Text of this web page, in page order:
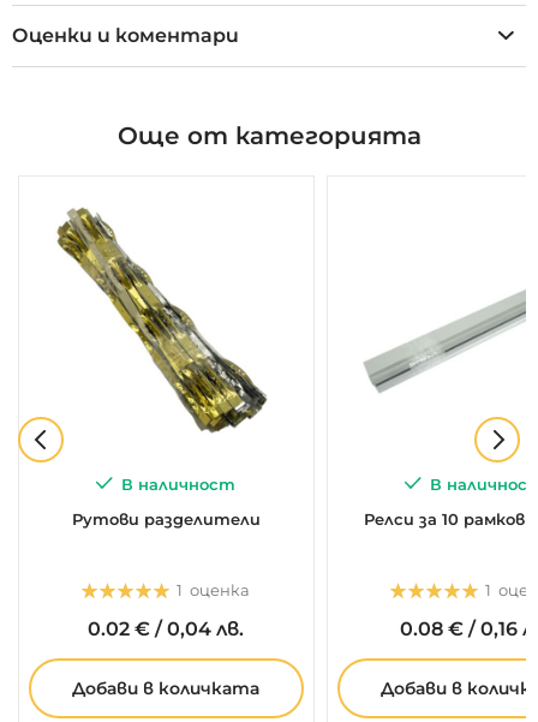
Оценки и коментари
Още от категорията
В наличност
Рутови разделители
Оценка:
1 оценка
0.02 € /0,04 лв.
Добави в количката
В
Релси за 10 рамков
Оценка:
1
0.08 €/0,16
Добави в